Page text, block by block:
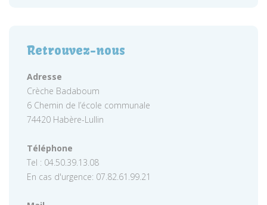
Retrouvez-nous
Adresse
Crèche Badaboum
6 Chemin de l’école communale
74420 Habère-Lullin
Téléphone
Tel : 04.50.39.13.08
En cas d'urgence: 07.82.61.99.21